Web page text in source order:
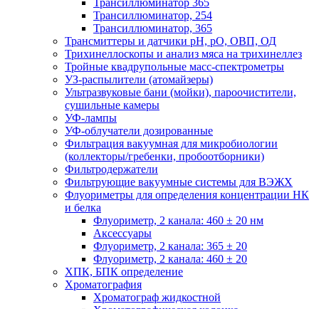
Трансиллюминатор 365
Трансиллюминатор, 254
Трансиллюминатор, 365
Трансмиттеры и датчики рН, рО, ОВП, ОД
Трихинеллоскопы и анализ мяса на трихинеллез
Тройные квадрупольные масс-спектрометры
УЗ-распылители (атомайзеры)
Ультразвуковые бани (мойки), пароочистители,
сушильные камеры
УФ-лампы
УФ-облучатели дозированные
Фильтрация вакуумная для микробиологии
(коллекторы/гребенки, пробоотборники)
Фильтродержатели
Фильтрующие вакуумные системы для ВЭЖХ
Флуориметры для определения концентрации НК
и белка
Флуориметр, 2 канала: 460 ± 20 нм
Аксессуары
Флуориметр, 2 канала: 365 ± 20
Флуориметр, 2 канала: 460 ± 20
ХПК, БПК определение
Хроматография
Хроматограф жидкостной